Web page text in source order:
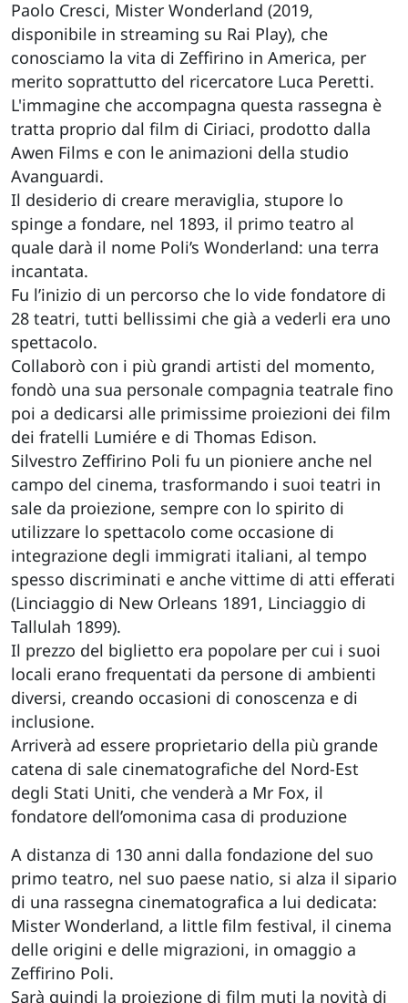
Paolo Cresci, Mister Wonderland (2019,
disponibile in streaming su Rai Play), che
conosciamo la vita di Zeffirino in America, per
merito soprattutto del ricercatore Luca Peretti.
L'immagine che accompagna questa rassegna è
tratta proprio dal film di Ciriaci, prodotto dalla
Awen Films e con le animazioni della studio
Avanguardi.
Il desiderio di creare meraviglia, stupore lo
spinge a fondare, nel 1893, il primo teatro al
quale darà il nome Poli’s Wonderland: una terra
incantata.
Fu l’inizio di un percorso che lo vide fondatore di
28 teatri, tutti bellissimi che già a vederli era uno
spettacolo.
Collaborò con i più grandi artisti del momento,
fondò una sua personale compagnia teatrale fino
poi a dedicarsi alle primissime proiezioni dei film
dei fratelli Lumiére e di Thomas Edison.
Silvestro Zeffirino Poli fu un pioniere anche nel
campo del cinema, trasformando i suoi teatri in
sale da proiezione, sempre con lo spirito di
utilizzare lo spettacolo come occasione di
integrazione degli immigrati italiani, al tempo
spesso discriminati e anche vittime di atti efferati
(Linciaggio di New Orleans 1891, Linciaggio di
Tallulah 1899).
Il prezzo del biglietto era popolare per cui i suoi
locali erano frequentati da persone di ambienti
diversi, creando occasioni di conoscenza e di
inclusione.
Arriverà ad essere proprietario della più grande
catena di sale cinematografiche del Nord-Est
degli Stati Uniti, che venderà a Mr Fox, il
fondatore dell’omonima casa di produzione
A distanza di 130 anni dalla fondazione del suo
primo teatro, nel suo paese natio, si alza il sipario
di una rassegna cinematografica a lui dedicata:
Mister Wonderland, a little film festival, il cinema
delle origini e delle migrazioni, in omaggio a
Zeffirino Poli.
Sarà quindi la proiezione di film muti la novità di